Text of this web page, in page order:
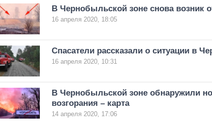
В Чернобыльской зоне снова возник
16 апреля 2020, 18:05
Спасатели рассказали о ситуации в
16 апреля 2020, 10:31
В Чернобыльской зоне обнаружили
возгорания – карта
14 апреля 2020, 17:06